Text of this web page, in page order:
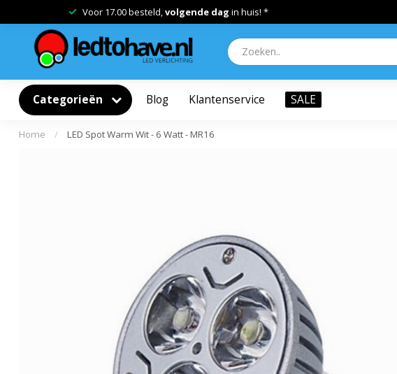
Gratis verzending vanaf€50,-
Categorieën Blog Klantenservice SALE
Home / LED Spot Warm Wit - 6 Watt - MR16